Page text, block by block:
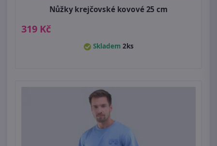
Nůžky krejčovské kovové 25 cm
319 Kč
Skladem 2ks